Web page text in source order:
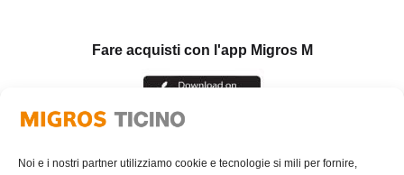
Noi e i nostri partner utilizziamo cookie e tecnologie si mili per fornire,
Fare acquisti con l'app Migros M